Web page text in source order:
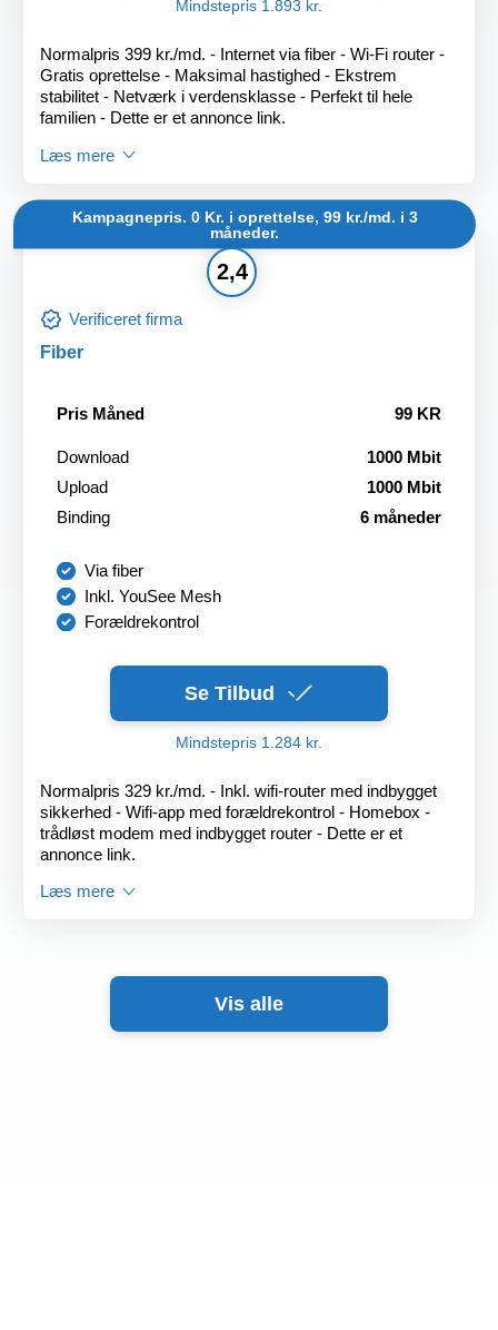
Mindstepris 1.893 kr.
Normalpris 399 kr./md. - Internet via fiber - Wi-Fi router -
Gratis oprettelse - Maksimal hastighed - Ekstrem
stabilitet - Netværk i verdensklasse - Perfekt til hele
familien - Dette er et annonce link.
Læs mere
Kampagnepris. 0 Kr. i oprettelse, 99 kr./md. i 3
måneder.
Fiber
2,4
Verificeret firma
Pris Måned 99 KR
Download
1000 Mbit
Upload
1000 Mbit
Binding
6 måneder
Via fiber
Inkl. YouSee Mesh
Forældrekontrol
Se Tilbud
Mindstepris 1.284 kr.
Normalpris 329 kr./md. - Inkl. wifi-router med indbygget
sikkerhed - Wifi-app med forældrekontrol - Homebox -
trådløst modem med indbygget router - Dette er et
annonce link.
Læs mere
Vis alle